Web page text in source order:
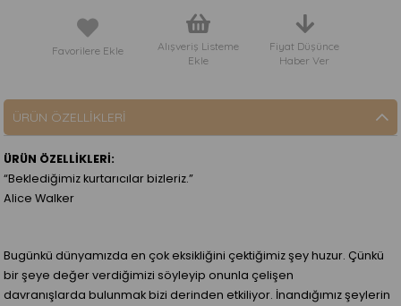
Favorilere Ekle
Alışveriş Listeme
Ekle
Fiyat Düşünce
Haber Ver
ÜRÜN ÖZELLIKLERI
ÜRÜN ÖZELLİKLERİ:
“Beklediğimiz kurtarıcılar bizleriz.”
Alice Walker
Bugünkü dünyamızda en çok eksikliğini çektiğimiz şey huzur. Çünkü
bir şeye değer verdiğimizi söyleyip onunla çelişen
davranışlarda bulunmak bizi derinden etkiliyor. İnandığımız şeylerin